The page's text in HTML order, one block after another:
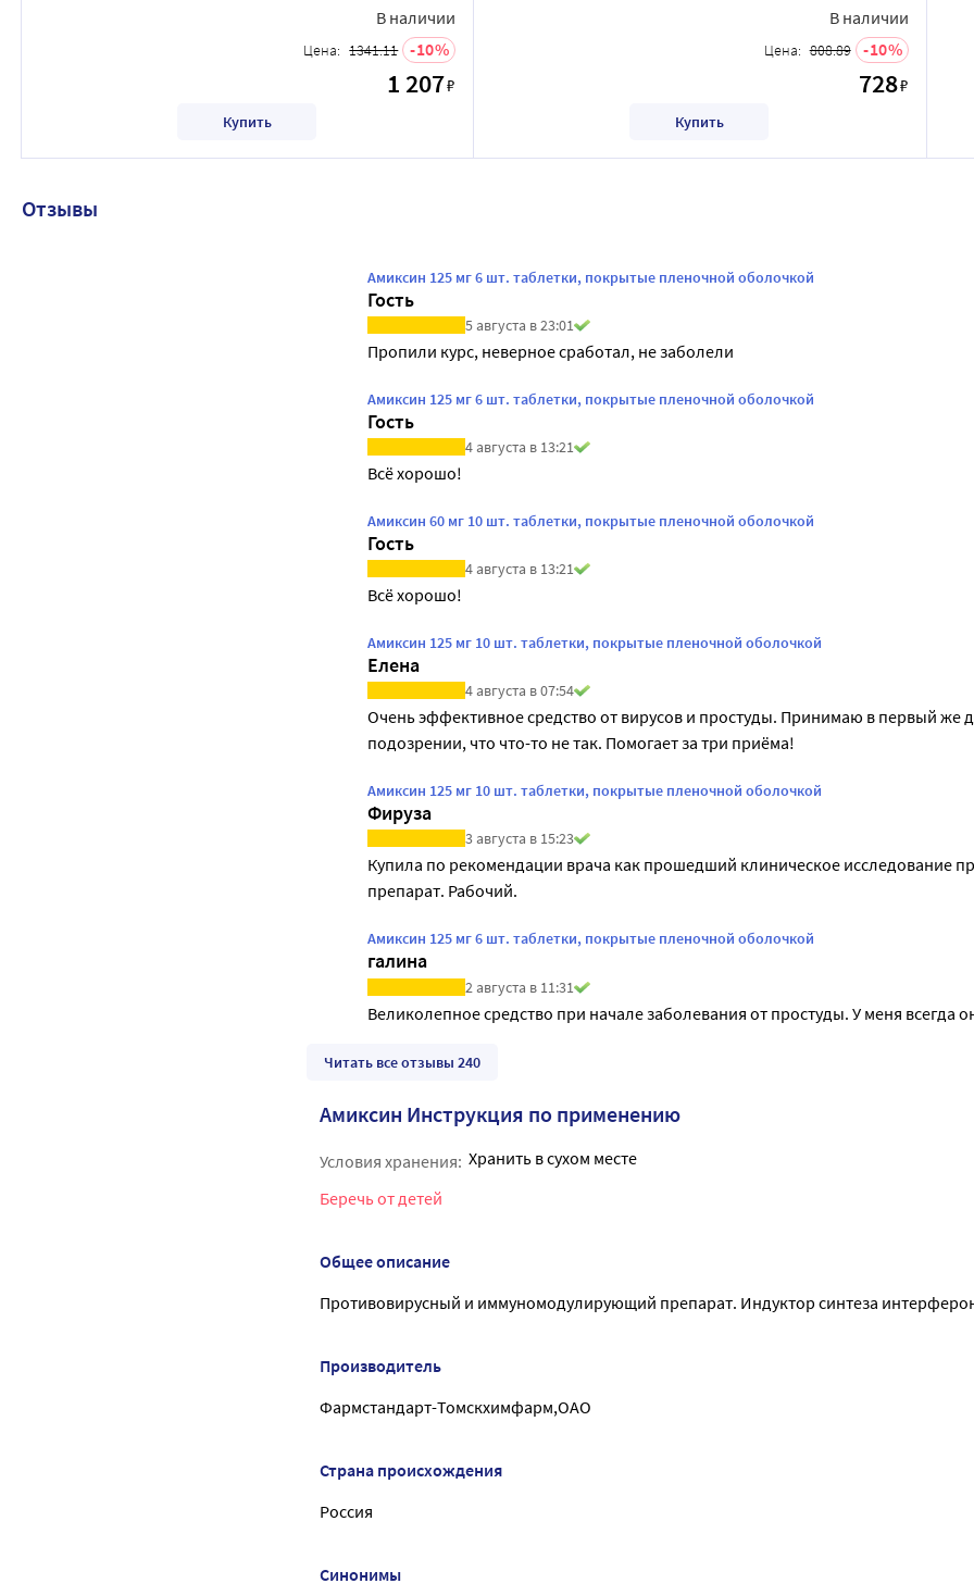
В наличии
Цена: 1341.11 10
1 207₽
Купить
В наличии
Цена: 808.89 10
728₽
Купить
Отзывы
Амиксин 125 мг 6 шт. таблетки, покрытые пленочной оболочкой
Гость
5 августа в 23:01
Пропили курс, неверное сработал, не заболели
Амиксин 125 мг 6 шт. таблетки, покрытые пленочной оболочкой
Гость
4 августа в 13:21
Всё хорошо!
Амиксин 60 мг 10 шт. таблетки, покрытые пленочной оболочкой
Гость
4 августа в 13:21
Всё хорошо!
Амиксин 125 мг 10 шт. таблетки, покрытые пленочной оболочкой
Елена
4 августа в 07:54
Очень эффективное средство от вирусов и простуды. Принимаю в первый же
подозрении, что что-то не так. Помогает за три приёма!
Амиксин 125 мг 10 шт. таблетки, покрытые пленочной оболочкой
Фируза
3 августа в 15:23
Купила по рекомендации врача как прошедший клиническое исследование
препарат. Рабочий.
Амиксин 125 мг 6 шт. таблетки, покрытые пленочной оболочкой
галина
2 августа в 11:31
Великолепное средство при начале заболевания от простуды. У меня всегда
Читать все отзывы 240
Амиксин Инструкция по применению
Условия хранения: Хранить в сухом месте
Беречь от детей
Общее описание
Противовирусный и иммуномодулирующий препарат. Индуктор синтеза
Производитель
Фармстандарт-Томскхимфарм,ОАО
Страна происхождения
Россия
Синонимы